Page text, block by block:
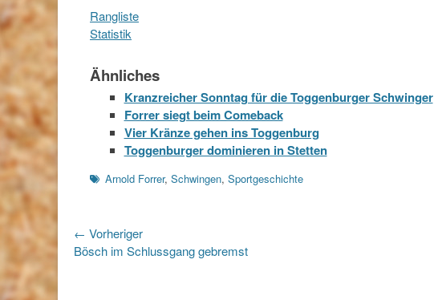
Rangliste
Statistik
Ähnliches
Kranzreicher Sonntag für die Toggenburger Schwinger
Forrer siegt beim Comeback
Vier Kränze gehen ins Toggenburg
Toggenburger dominieren in Stetten
Schlagworte
Arnold Forrer, Schwingen, Sportgeschichte
Beitragsnavigation
← Vorheriger
Vorheriger
Bösch im Schlussgang gebremst